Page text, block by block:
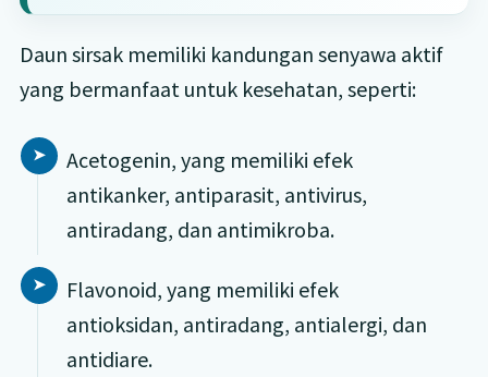
Daun sirsak memiliki kandungan senyawa aktif
yang bermanfaat untuk kesehatan, seperti:
Acetogenin, yang memiliki efek
antikanker, antiparasit, antivirus,
antiradang, dan antimikroba.
Flavonoid, yang memiliki efek
antioksidan, antiradang, antialergi, dan
antidiare.